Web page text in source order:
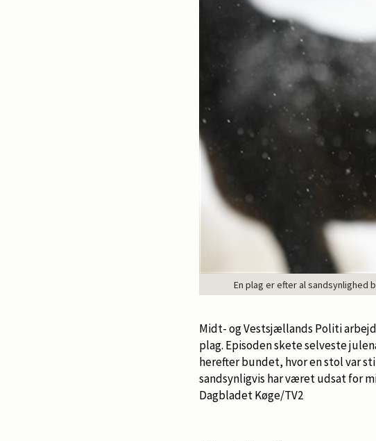
En plag er efter al sandsynlighed
Midt- og Vestsjællands Politi
plag. Episoden skete selveste
herefter bundet, hvor en stol var
sandsynligvis har været udsat for
Dagbladet Køge/TV2